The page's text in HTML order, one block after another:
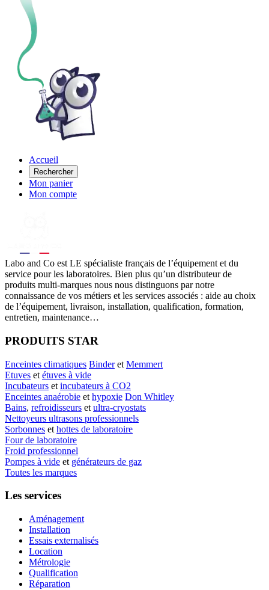
Accueil
Rechercher
Mon panier
Mon compte
Labo and Co est LE spécialiste français de l’équipement et du
service pour les laboratoires. Bien plus qu’un distributeur de
produits multi-marques nous nous distinguons par notre
connaissance de vos métiers et les services associés : aide au choix
de l’équipement, livraison, installation, qualification, formation,
entretien, maintenance…
PRODUITS STAR
Enceintes climatiques Binderet Memmert
Etuves et étuves à vide
Incubateurs et incubateurs à CO2
Enceintes anaérobie et hypoxie Don Whitley
Bains, refroidisseurs et ultra-cryostats
Nettoyeurs ultrasons professionnels
Sorbonnes et hottes de laboratoire
Four de laboratoire
Froid professionnel
Pompes à vide et générateurs de gaz
Toutes les marques
Les services
Aménagement
Installation
Essais externalisés
Location
Métrologie
Qualification
Réparation